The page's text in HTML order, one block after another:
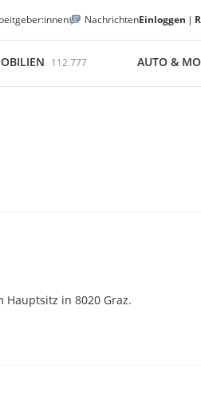
NachrichtenEinloggen |
112.777 AUTO &
Hauptsitz in 8020 Graz.